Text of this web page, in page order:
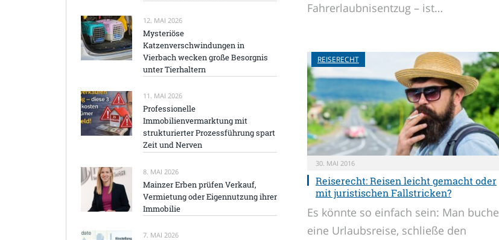
Fahrerlaubnisentzug – ist…
REISERECHT
30. MAI 2016
Reiserecht: Reisen leicht gemacht oder
mit juristischen Fallstricken?
Es könnte so einfach sein: Man buche
eine Urlaubsreise, schließe den
12. MAI 2026
Mysteriöse
Katzenverschwindungen in
Vierbach wecken große Besorgnis
unter Tierhaltern
11. MAI 2026
Professionelle
Immobilienvermarktung mit
strukturierter Prozessführung spart
Zeit und Nerven
8. MAI 2026
Mainzer Erben prüfen Verkauf,
Vermietung oder Eigennutzung ihrer
Immobilie
7. MAI 2026